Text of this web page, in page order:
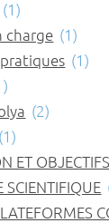
(1)
charge (1)
(1)
(2)
(1)
ET OBJECTIFS